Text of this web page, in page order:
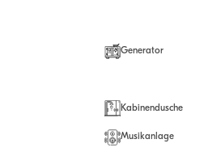
Generator
Kabinendusche
Musikanlage